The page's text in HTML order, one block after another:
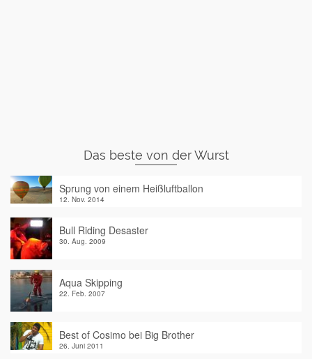
Das beste von der Wurst
Sprung von einem Heißluftballon
12. Nov. 2014
Bull Riding Desaster
30. Aug. 2009
Aqua Skipping
22. Feb. 2007
Best of Cosimo bei Big Brother
26. Juni 2011